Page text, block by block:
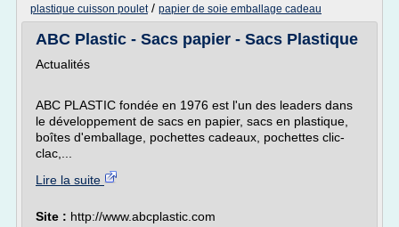
plastique cuisson poulet/ papier de soie emballage cadeau
ABC Plastic - Sacs papier - Sacs Plastique
Actualités
ABC PLASTIC fondée en 1976 est l'un des leaders dans
le développement de sacs en papier, sacs en plastique,
boîtes d'emballage, pochettes cadeaux, pochettes clic-
clac,...
Lire la suite
Site : http://www.abcplastic.com